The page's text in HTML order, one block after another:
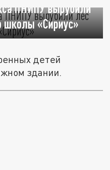
ПНИПУ вырубили
школы «Сириус»
детей
здании.